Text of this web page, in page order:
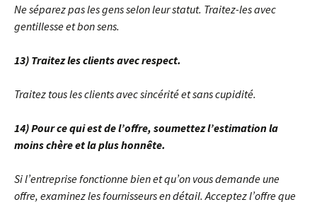
Ne séparez pas les gens selon leur statut. Traitez-les avec
gentillesse et bon sens.
13) Traitez les clients avec respect.
Traitez tous les clients avec sincérité et sans cupidité.
14) Pour ce qui est de l’offre, soumettez l’estimation la
moins chère et la plus honnête.
Si l’entreprise fonctionne bien et qu’on vous demande une
offre, examinez les fournisseurs en détail. Acceptez l’offre que